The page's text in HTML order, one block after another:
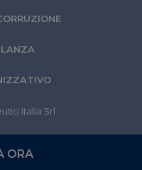
ORA
Italia Srl